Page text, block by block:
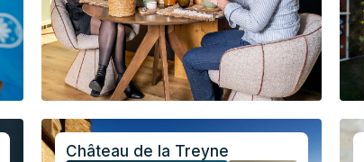
Château de la Treyne